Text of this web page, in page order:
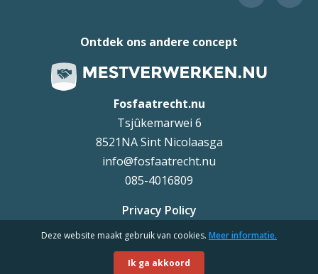
Fosfaatrecht.nu
Tsjûkemarwei 6
8521NA Sint Nicolaasga
info@fosfaatrecht.nu
085-4016809
Ontdek ons andere concept
Privacy Policy
©Uteq
Deze website maakt gebruik van cookies. Meer informatie.
Ik ga akkoord